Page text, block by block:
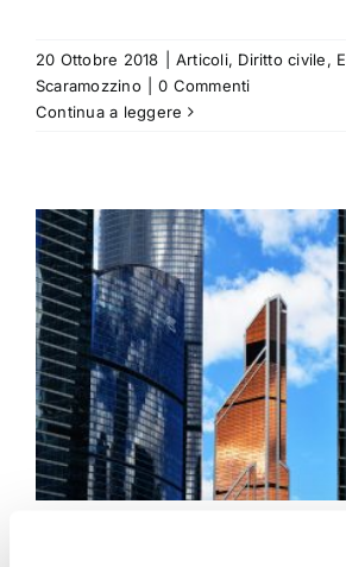
20 Ottobre 2018 Articoli, Diritto civile,
Scaramozzino
0 Commenti
Continua a leggere